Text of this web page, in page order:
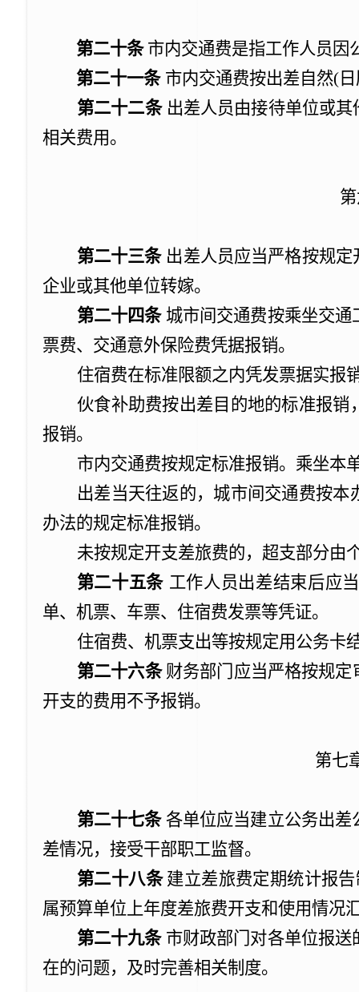
第二十条市内交通费是指工作人员因
第二十一条 市内交通费按出差自然(
第二十二条 出差人员由接待单位或
相关费用。
第二十三条 出差人员应当严格按规
企业或其他单位转嫁。
第二十四条城市间交通费按乘坐交通
票费、交通意外保险费凭据报销。
住宿费在标准限额之内凭发票据实报
伙食补助费按出差目的地的标准报
报销。
市内交通费按规定标准报销。乘坐本
出差当天往返的，城市间交通费按
办法的规定标准报销。
未按规定开支差旅费的，超支部分由
第二十五条 工作人员出差结束后应
单、机票、车票、住宿费发票等凭证。
住宿费、机票支出等按规定用公务卡
第二十六条财务部门应当严格按规定
开支的费用不予报销。
第七
第二十七条各单位应当建立公务出差
差情况，接受干部职工监督。
第二十八条 建立差旅费定期统计报
属预算单位上年度差旅费开支和使用情况
第二十九条市财政部门对各单位报送
在的问题，及时完善相关制度。